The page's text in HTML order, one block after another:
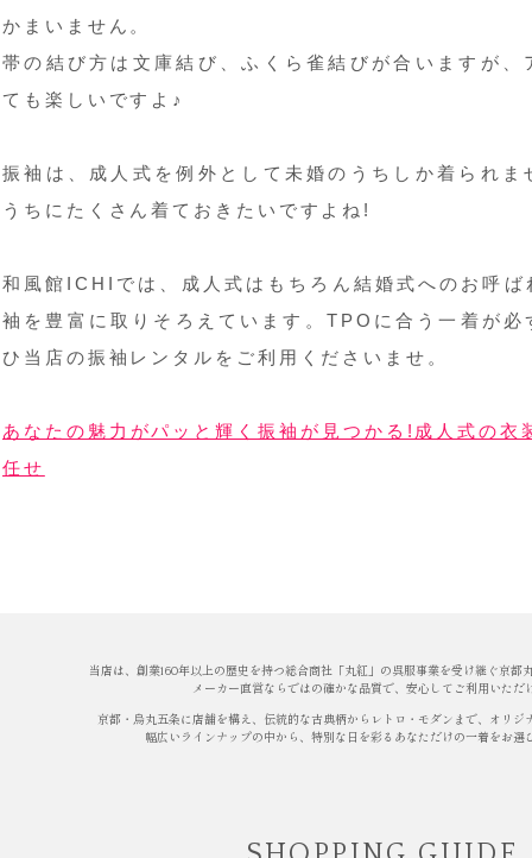
かまいません。
帯の結び方は文庫結び、ふくら雀結びが合いますが
ても楽しいですよ♪
振袖は、成人式を例外として未婚のうちしか着られ
うちにたくさん着ておきたいですよね!
和風館ICHIでは、成人式はもちろん結婚式へのお呼
袖を豊富に取りそろえています。TPOに合う一着が
ひ当店の振袖レンタルをご利用くださいませ。
あなたの魅力がパッと輝く振袖が見つかる!成人式の
任せ
当店は、創業160年以上の歴史を持つ総合商社「丸紅」の呉服事業を受け継ぐ京都
メーカー直営ならではの確かな品質で、安心してご利用いただ
京都・烏丸五条に店舗を構え、伝統的な古典柄からレトロ・モダンまで、オリジ
幅広いラインナップの中から、特別な日を彩るあなただけの一着をお選